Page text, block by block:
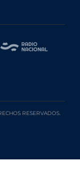
RESERVADOS.